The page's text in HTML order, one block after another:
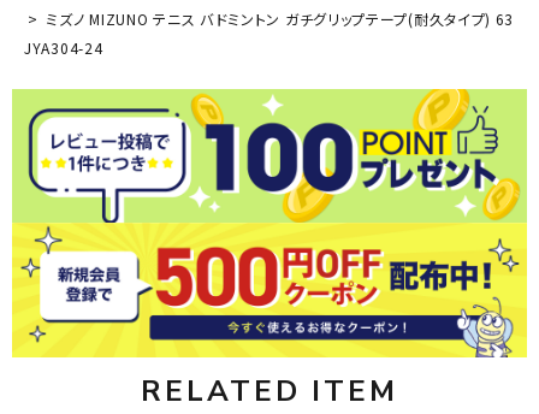
ミズノ MIZUNO テニス バドミントン ガチグリップテープ(耐久タイプ) 63
JYA304-24
RELATED ITEM